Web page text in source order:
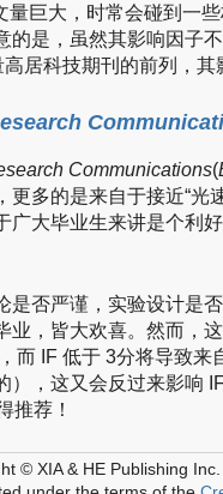
量巨大，时常会碰到一
的是，虽然其影响因子
居科技期刊的前列，
Communications(
多的是来自于接近“光
广大毕业生来讲是个利
是否严谨，实验设计是
业，皆大欢喜。然而，
而 IF 低于 3分将导致
），这又会反过来影响
推荐！
© XIA & HE Publishing Inc.